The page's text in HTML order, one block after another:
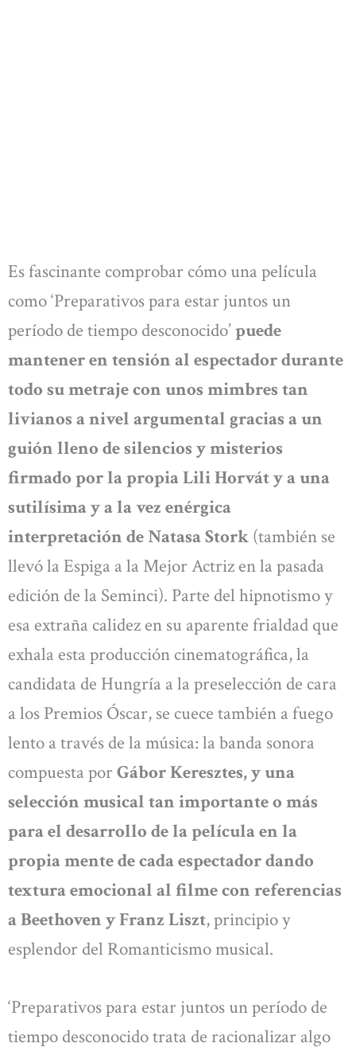
Es fascinante comprobar cómo una película
como ‘Preparativos para estar juntos un
período de tiempo desconocido’puede
mantener en tensión al espectador durante
todo su metraje con unos mimbres tan
livianos a nivel argumental gracias a un
guión lleno de silencios y misterios
firmado por la propia Lili Horvát y a una
sutilísima y a la vez enérgica
interpretación de Natasa Stork (también se
llevó la Espiga a la Mejor Actriz en la pasada
edición de la Seminci). Parte del hipnotismo y
esa extraña calidez en su aparente frialdad que
exhala esta producción cinematográfica, la
candidata de Hungría a la preselección de cara
a los Premios Óscar, se cuece también a fuego
lento a través de la música: la banda sonora
compuesta porGábor Keresztes, y una
selección musical tan importante o más
para el desarrollo de la película en la
propia mente de cada espectador dando
textura emocional al filme con referencias
a Beethoven y Franz Liszt, principio y
esplendor del Romanticismo musical.
‘Preparativos para estar juntos un período de
tiempo desconocido trata de racionalizar algo